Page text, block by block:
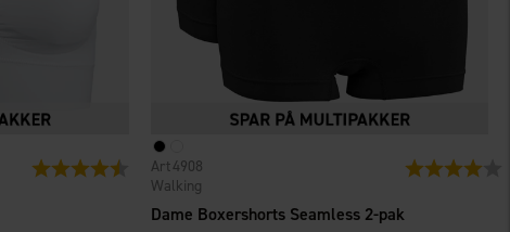
Vurdering: 4.3 ud af 5 stjerner
Dame Boxershorts Seamless 2-pak
Walking
4908 Vurdering: